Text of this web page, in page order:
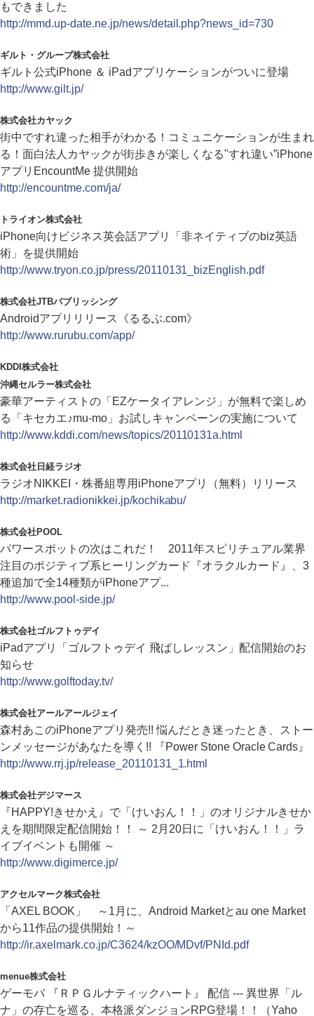
もできました
http://mmd.up-date.ne.jp/news/detail.php?news_id=730
ギルト・グループ株式会社
ギルト公式iPhone ＆ iPadアプリケーションがついに登場
http://www.gilt.jp/
株式会社カヤック
街中ですれ違った相手がわかる！コミュニケーションが生まれ
る！面白法人カヤックが街歩きが楽しくなる"すれ違い”iPhone
アプリEncountMe 提供開始
http://encountme.com/ja/
トライオン株式会社
iPhone向けビジネス英会話アプリ「非ネイティブのbiz英語
術」を提供開始
http://www.tryon.co.jp/press/20110131_bizEnglish.pdf
株式会社JTBパブリッシング
Androidアプリリリース《るるぶ.com》
http://www.rurubu.com/app/
KDDI株式会社
沖縄セルラー株式会社
豪華アーティストの「EZケータイアレンジ」が無料で楽しめ
る「キセカエ♪mu-mo」お試しキャンペーンの実施について
http://www.kddi.com/news/topics/20110131a.html
株式会社日経ラジオ
ラジオNIKKEI・株番組専用iPhoneアプリ（無料）リリース
http://market.radionikkei.jp/kochikabu/
株式会社POOL
パワースポットの次はこれだ！ 2011年スピリチュアル業界
注目のポジティブ系ヒーリングカード『オラクルカード』、3
種追加で全14種類がiPhoneアプ...
http://www.pool-side.jp/
株式会社ゴルフトゥデイ
iPadアプリ「ゴルフトゥデイ 飛ばしレッスン」配信開始のお
知らせ
http://www.golftoday.tv/
株式会社アールアールジェイ
森村あこのiPhoneアプリ発売!! 悩んだとき迷ったとき、ストー
ンメッセージがあなたを導く!! 『Power Stone Oracle Cards』
http://www.rrj.jp/release_20110131_1.html
株式会社デジマース
『HAPPY!きせかえ』で「けいおん！！」のオリジナルきせか
えを期間限定配信開始！！ ～ 2月20日に「けいおん！！」ラ
イブイベントも開催 ～
http://www.digimerce.jp/
アクセルマーク株式会社
「AXEL BOOK」 ～1月に、Android Marketとau one Market
から11作品の提供開始！～
http://ir.axelmark.co.jp/C3624/kzOO/MDvf/PNId.pdf
menue株式会社
ゲーモバ 『ＲＰＧルナティックハート』 配信 --- 異世界「ル
ナ」の存亡を巡る、本格派ダンジョンRPG登場！！（Yaho